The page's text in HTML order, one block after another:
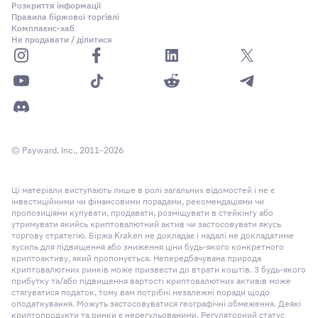
Розкриття інформації
Правила біржової торгівлі
Комплаєнс-хаб
Не продавати / ділитися
© Payward, Inc., 2011–2026
Ці матеріали виступають лише в ролі загальних відомостей і не є
інвестиційними чи фінансовими порадами, рекомендаціями чи
пропозиціями купувати, продавати, розміщувати в стейкінгу або
утримувати якийсь криптовалютний актив чи застосовувати якусь
торгову стратегію. Біржа Kraken не докладає і надалі не докладатиме
зусиль для підвищення або зниження ціни будь-якого конкретного
криптоактиву, який пропонується. Непередбачувана природа
криптовалютних ринків може призвести до втрати коштів. З будь-якого
прибутку та/або підвищення вартості криптовалютних активів може
стягуватися податок, тому вам потрібні незалежні поради щодо
оподаткування. Можуть застосовуватися географічні обмеження. Деякі
криптопродукти та ринки є нерегульованими. Регуляторний статус